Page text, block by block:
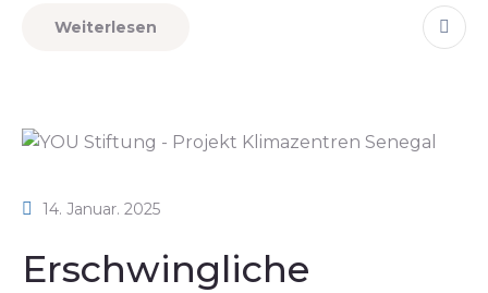
Weiterlesen
14. Januar. 2025
Erschwingliche